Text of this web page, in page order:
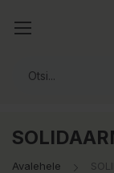
Avalehele